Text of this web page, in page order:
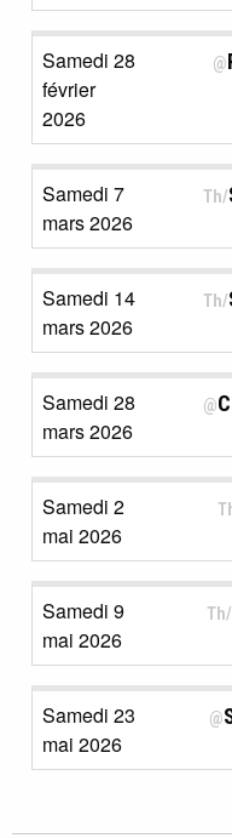
Samedi 28
février
2026
@
Samedi 7
mars 2026
Th/
Samedi 14
mars 2026
Th/
Samedi 28
mars 2026
@
Samedi 2
mai 2026
Samedi 9
mai 2026
Th/
Samedi 23
mai 2026
@